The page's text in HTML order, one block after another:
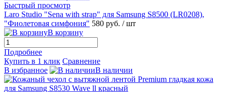
Быстрый просмотр
Laro Studio "Sena with strap" для Samsung S8500 (LR0208),
"Фиолетовая симфония" 580 руб. / шт
В корзину
Подробнее
Купить в 1 клик Сравнение
В избранное
В наличии